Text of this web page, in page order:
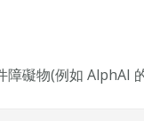
障礙物(例如 AlphAI